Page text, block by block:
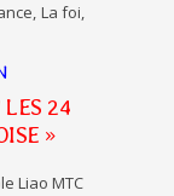
La foi,
LES 24
»
Liao MTC